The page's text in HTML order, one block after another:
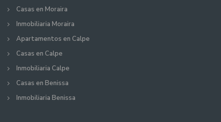
Casas en Moraira
Inmobiliaria Moraira
Apartamentos en Calpe
Casas en Calpe
Inmobiliaria Calpe
Casas en Benissa
Inmobiliaria Benissa